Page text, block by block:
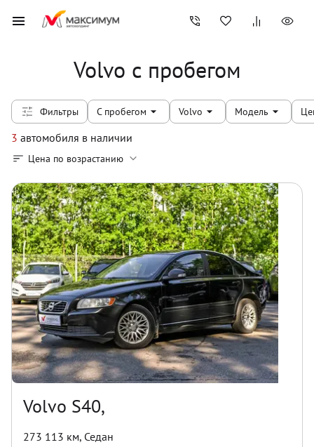
Volvo с пробегом
Фильтры С пробегом Volvo Модель
3 автомобиля в наличии
Цена по возрастанию
Volvo S40,
273 113 км, Седан